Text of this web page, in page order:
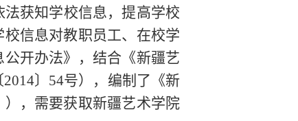
获知学校信息，提高学校
信息对教职员工、在校学
开办法》，结合《新疆艺
2014〕 54号），编制了《新
，需要获取新疆艺术学院